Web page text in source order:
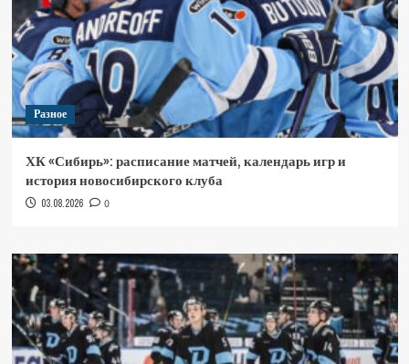
Разное
ХК «Сибирь»: расписание матчей, календарь игр и
история новосибирского клуба
03.08.2026 0